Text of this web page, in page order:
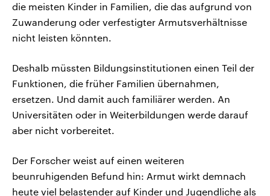
die meisten Kinder in Familien, die das aufgrund von
Zuwanderung oder verfestigter Armutsverhältnisse
nicht leisten könnten.
Deshalb müssten Bildungsinstitutionen einen Teil der
Funktionen, die früher Familien übernahmen,
ersetzen. Und damit auch familiärer werden. An
Universitäten oder in Weiterbildungen werde darauf
aber nicht vorbereitet.
Der Forscher weist auf einen weiteren
beunruhigenden Befund hin: Armut wirkt demnach
heute viel belastender auf Kinder und Jugendliche als